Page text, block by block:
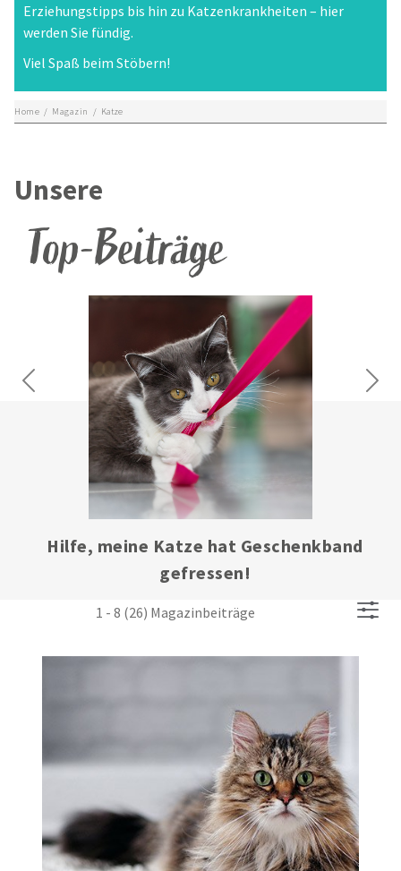
Erziehungstipps bis hin zu Katzenkrankheiten – hier
werden Sie fündig.
Viel Spaß beim Stöbern!
Home / Magazin / Katze
Unsere
Top-Beiträge
Hau(p)tsache gesund – Fellwechsel und -
pflege bei Katzen
Previous Next
1 - 8 (26) Magazinbeiträge